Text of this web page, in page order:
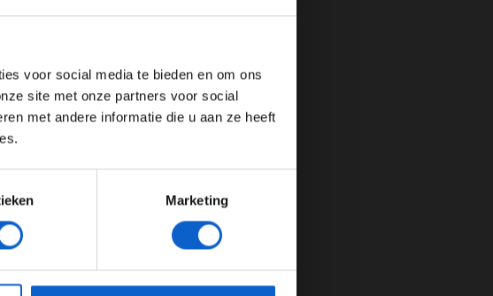
voor social media te bieden en om ons
site met onze partners voor social
met andere informatie die u aan ze heeft
Marketing
(18+)
OUDER
en -bescherming.